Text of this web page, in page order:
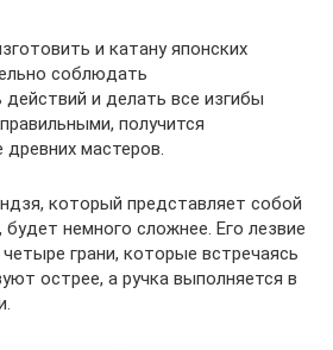
и катану японских
соблюдать
и делать все изгибы
получится
древних мастеров.
который представляет собой
немного сложнее. Его лезвие
грани, которые встречаясь
острее, а ручка выполняется в